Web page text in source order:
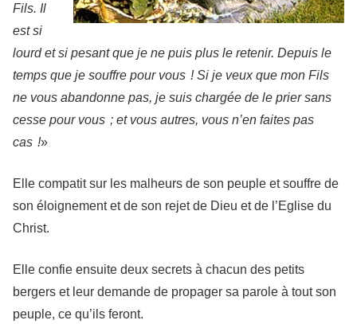
Fils. Il
est si
lourd et si pesant que je ne puis plus le retenir. Depuis le
temps que je souffre pour vous ! Si je veux que mon Fils
ne vous abandonne pas, je suis chargée de le prier sans
cesse pour vous ; et vous autres, vous n’en faites pas
cas !»
Elle compatit sur les malheurs de son peuple et souffre de
son éloignement et de son rejet de Dieu et de l’Eglise du
Christ.
Elle confie ensuite deux secrets à chacun des petits
bergers et leur demande de propager sa parole à tout son
peuple, ce qu’ils feront.